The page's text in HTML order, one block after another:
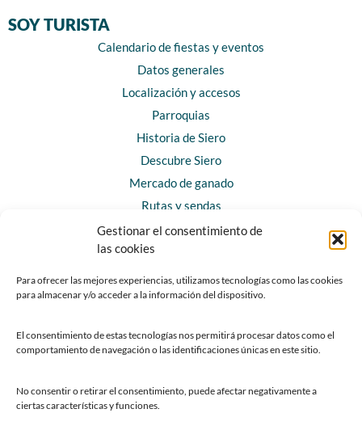
Gestionar el consentimiento de
las cookies
Para ofrecer las mejores experiencias, utilizamos tecnologías como las cookies
para almacenar y/o acceder a la información del dispositivo.
El consentimiento de estas tecnologías nos permitirá procesar datos como el
comportamiento de navegación o las identificaciones únicas en este sitio.
No consentir o retirar el consentimiento, puede afectar negativamente a
ciertas características y funciones.
SOY TURISTA
Calendario de fiestas y eventos
Datos generales
Localización y accesos
Parroquias
Historia de Siero
Descubre Siero
Mercado de ganado
Rutas y sendas
Horarios y contacto
Teléfonos de interés
Chatbot Siero
SEDES ELECTRÓNICAS
Sede del Ayuntamiento de Siero